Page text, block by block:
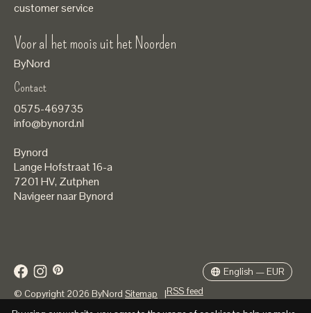
customer service
Voor al het moois uit het Noorden
ByNord
Contact
0575-469735
info@bynord.nl
Bynord
Lange Hofstraat 16-a
7201 HV, Zutphen
Navigeer naar Bynord
© Copyright 2026 ByNord Sitemap |RSS feed
English — EUR